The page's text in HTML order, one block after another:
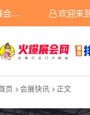
服务！ 欢迎来
页 会展快讯 正文